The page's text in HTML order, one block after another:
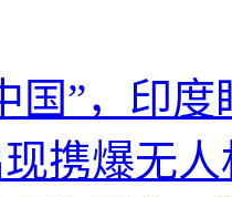
国”，印
携爆无